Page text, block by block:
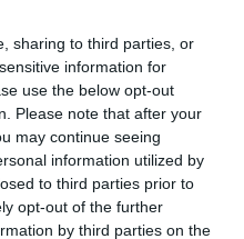
sharing to third parties, or
information for
use the below opt-out
Please note that after your
may continue seeing
information utilized by
to third parties prior to
opt-out of the further
by third parties on the
dépaysante et les
inoubliables en poussant
À quelques mètres
cet hôtel avec vue sur